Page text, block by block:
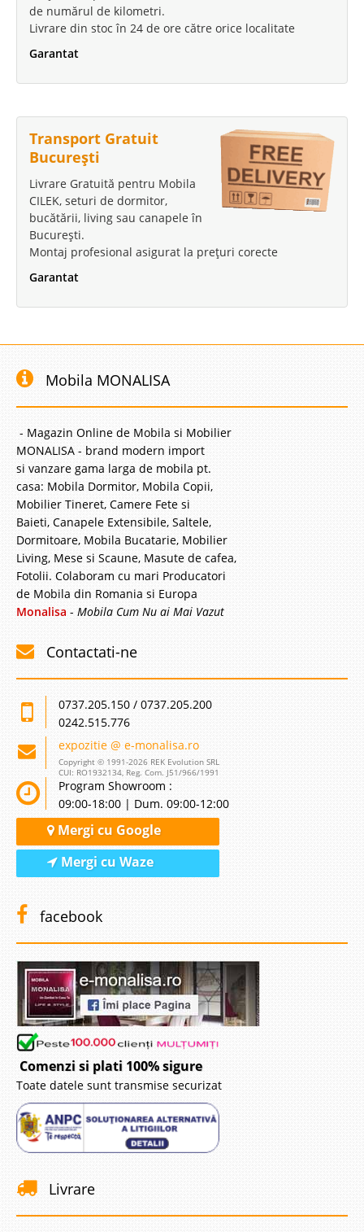
de numărul de kilometri.
Livrare din stoc în 24 de ore către orice localitate
Garantat
Transport Gratuit
București
Livrare Gratuită pentru Mobila
CILEK, seturi de dormitor,
bucătării, living sau canapele în
București.
Montaj profesional asigurat la prețuri corecte
Garantat
Mobila MONALISA
- Magazin Online de Mobila si Mobilier
MONALISA - brand modern import
si vanzare gama larga de mobila pt.
casa: Mobila Dormitor, Mobila Copii,
Mobilier Tineret, Camere Fete si
Baieti, Canapele Extensibile, Saltele,
Dormitoare, Mobila Bucatarie, Mobilier
Living, Mese si Scaune, Masute de cafea,
Fotolii. Colaboram cu mari Producatori
de Mobila din Romania si Europa
Monalisa - Mobila Cum Nu ai Mai Vazut
Contactati-ne
0737.205.150 / 0737.205.200
0242.515.776
expozitie @ e-monalisa.ro
Copyright © 1991-2026 REK Evolution SRL
CUI: RO1932134, Reg. Com. J51/966/1991
Program Showroom :
09:00-18:00 | Dum. 09:00-12:00
Mergi cu Google
Mergi cu Waze
facebook
Comenzi si plati 100% sigure
Toate datele sunt transmise securizat
Livrare